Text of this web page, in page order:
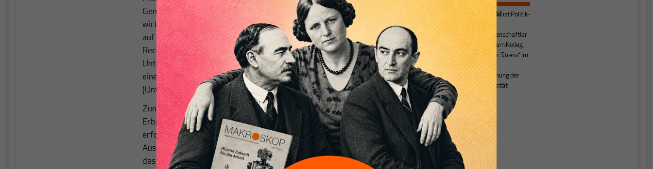
Gemeinwesen auch über die Steuer- und Finanzpolitik Rahmenbedingungen für
wirtschaftliches Handeln in einer Marktwirtschaft setzt. Aus Platzgründen sei nur
auf zwei ineinander verschränkte Argumente von Grassmann eingegangen: (1) Das
Rechtsinstitut der Stiftung sei das geeignete Mittel, um den Fortbestand des
Unternehmens zum Wohle der Gemeinheit zu sichern. Und daraus folgernd: (2)
eine Erbschaftsteuer sei kein geeignetes Instrument, der Kumulation von
(Unternehmens-)Vermögen gestaltend entgegenzuwirken.
Zunächst zur Faktenlage: Der Gesetzgeber hat im Jahr 2016 eine Reform des
Erbschaftsteuer- und Schenkungsteuergesetzes vorgenommen. Dies wurde
erforderlich, nachdem das Bundesverfassungsgericht über zu weitgehende
Ausnahmetatbestände bei der Anrechnung von Betriebsvermögen geurteilt und
das Gesetz damit als verfassungswidrig erkannt hatte. Aus diversen Gründen, die
Alexander Leipold ist Politik-
und
Verwaltungswissenschaftler
sowie Doktorand am Kolleg
„Demokratie unter Stress“ im
Zentrum für
Demokratieforschung der
Leuphana Universität
Lüneburg.